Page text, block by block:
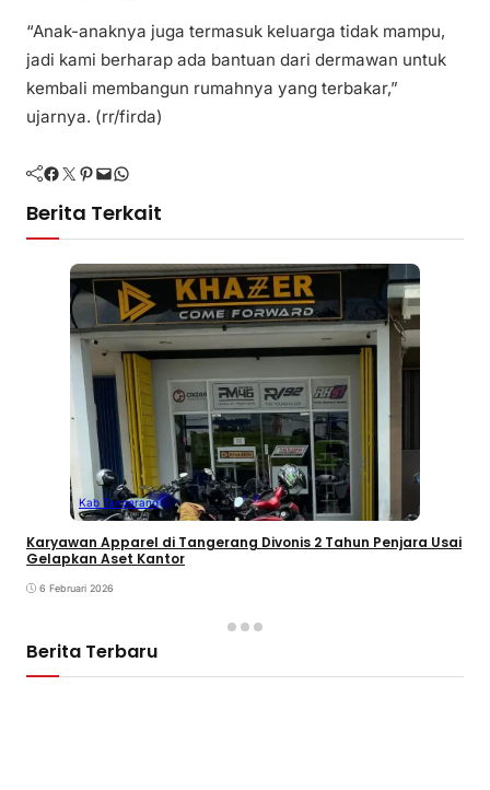
“Anak-anaknya juga termasuk keluarga tidak mampu,
jadi kami berharap ada bantuan dari dermawan untuk
kembali membangun rumahnya yang terbakar,”
ujarnya. (rr/firda)
Facebook Twitter Pinterest Mail WhatsApp
Berita Terkait
Kab Tangerang
Karyawan Apparel di Tangerang Divonis 2 Tahun Penjara Usai
Gelapkan Aset Kantor
6 Februari 2026
Berita Terbaru